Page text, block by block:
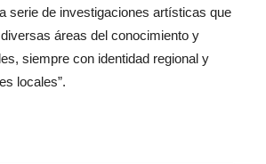
serie de investigaciones artísticas que
áreas del conocimiento y
siempre con identidad regional y
locales”.